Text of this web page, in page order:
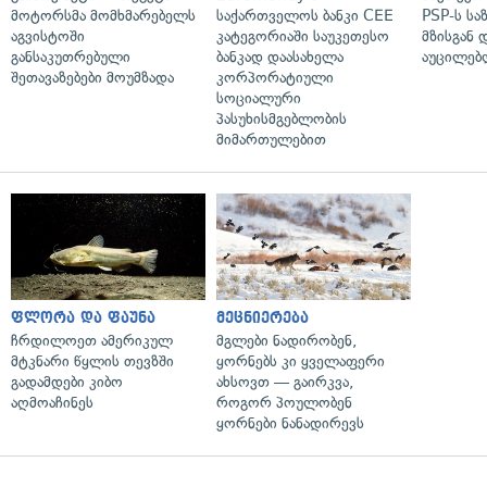
მოტორსმა მომხმარებელს
აგვისტოში
განსაკუთრებული
შეთავაზებები მოუმზადა
საქართველოს ბანკი CEE
კატეგორიაში საუკეთესო
ბანკად დაასახელა
კორპორატიული
სოციალური
პასუხისმგებლობის
მიმართულებით
PSP-ს
მზისგან
ფლორა და ფაუნა
ჩრდილოეთ ამერიკულ
მტკნარი წყლის თევზში
გადამდები კიბო
აღმოაჩინეს
მეცნიერება
მგლები ნადირობენ,
ყორნებს კი ყველაფერი
ახსოვთ — გაირკვა,
როგორ პოულობენ
ყორნები ნანადირევს